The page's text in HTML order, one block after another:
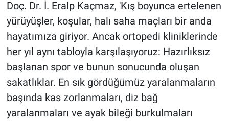
Doç. Dr. İ. Eralp Kaçmaz, 'Kış boyunca ertelenen
yürüyüşler, koşular, halı saha maçları bir anda
hayatımıza giriyor. Ancak ortopedi kliniklerinde
her yıl aynı tabloyla karşılaşıyoruz: Hazırlıksız
başlanan spor ve bunun sonucunda oluşan
sakatlıklar. En sık gördüğümüz yaralanmaların
başında kas zorlanmaları, diz bağ
yaralanmaları ve ayak bileği burkulmaları